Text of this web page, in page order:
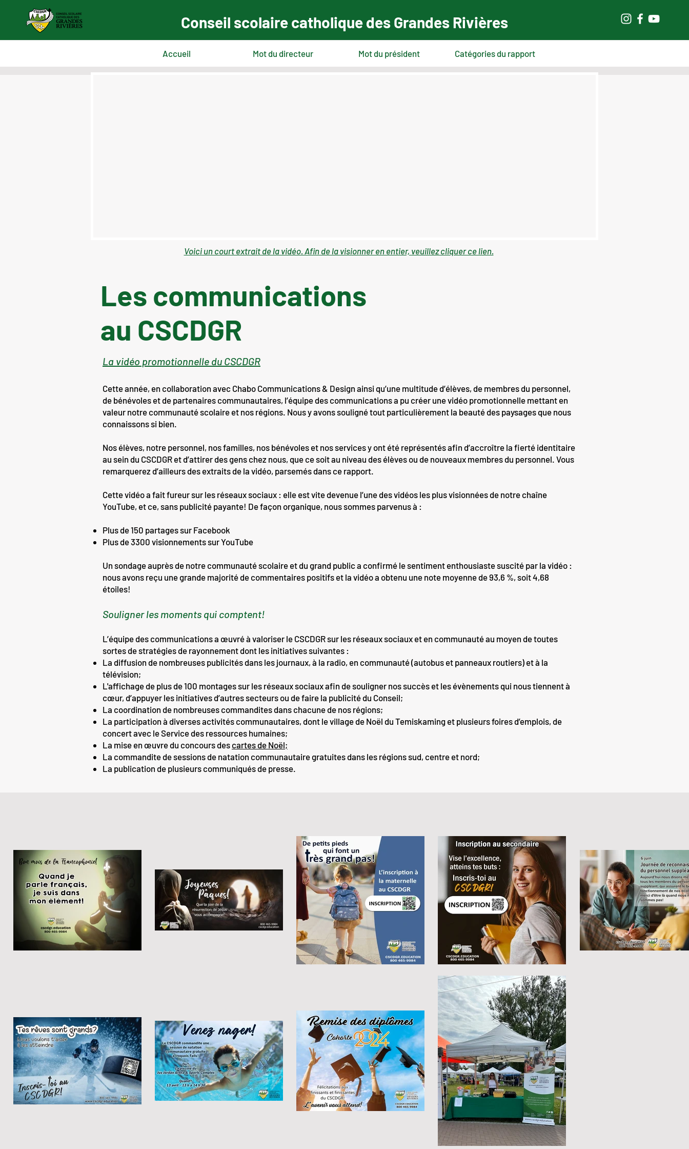
Conseil scolaire catholique des Grandes Rivières
Accueil Mot du directeur Mot du président Catégories du rapport
Voici un court extrait de la vidéo. Afin de la visionner en entier, veuillez cliquer ce lien.
Les communications
au CSCDGR
La vidéo promotionnelle du CSCDGR
Cette année, en collaboration avec Chabo Communications & Design ainsi qu’une multitude d’élèves, de membres du personnel,
de bénévoles et de partenaires communautaires, l’équipe des communications a pu créer une vidéo promotionnelle mettant en
valeur notre communauté scolaire et nos régions. Nous y avons souligné tout particulièrement la beauté des paysages que nous
connaissons si bien.
Nos élèves, notre personnel, nos familles, nos bénévoles et nos services y ont été représentés afin d’accroître la fierté identitaire
au sein du CSCDGR et d’attirer des gens chez nous, que ce soit au niveau des élèves ou de nouveaux membres du personnel. Vous
remarquerez d’ailleurs des extraits de la vidéo, parsemés dans ce rapport.
Cette vidéo a fait fureur sur les réseaux sociaux : elle est vite devenue l’une des vidéos les plus visionnées de notre chaîne
YouTube, et ce, sans publicité payante! De façon organique, nous sommes parvenus à :
Plus de 150 partages sur Facebook
Plus de 3300 visionnements sur YouTube
Un sondage auprès de notre communauté scolaire et du grand public a confirmé le sentiment enthousiaste suscité par la vidéo :
nous avons reçu une grande majorité de commentaires positifs et la vidéo a obtenu une note moyenne de 93,6 %, soit 4,68
étoiles!
Souligner les moments qui comptent!
L’équipe des communications a œuvré à valoriser le CSCDGR sur les réseaux sociaux et en communauté au moyen de toutes
sortes de stratégies de rayonnement dont les initiatives suivantes :
La diffusion de nombreuses publicités dans les journaux, à la radio, en communauté (autobus et panneaux routiers) et à la
télévision;
L'affichage de plus de 100 montages sur les réseaux sociaux afin de souligner nos succès et les évènements qui nous tiennent à
cœur, d’appuyer les initiatives d’autres secteurs ou de faire la publicité du Conseil;
La coordination de nombreuses commandites dans chacune de nos régions;
La participation à diverses activités communautaires, dont le village de Noël du Temiskaming et plusieurs foires d’emplois, de
concert avec le Service des ressources humaines;
La mise en œuvre du concours des cartes de Noël;
La commandite de sessions de natation communautaire gratuites dans les régions sud, centre et nord;
La publication de plusieurs communiqués de presse.